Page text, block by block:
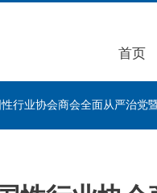
首页
行业协会商会全面从严治党